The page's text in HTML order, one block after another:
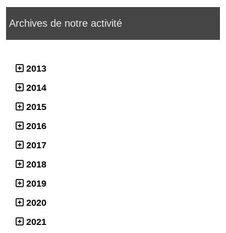
Archives de notre activité
2013
2014
2015
2016
2017
2018
2019
2020
2021